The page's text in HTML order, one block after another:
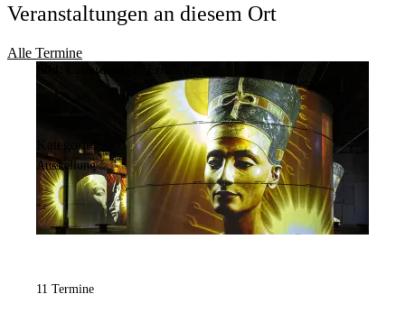
Veranstaltungen an diesem Ort
Alle Termine
Culturespaces / Eric Spiller
Kategorie:
Ausstellung
11 Termine